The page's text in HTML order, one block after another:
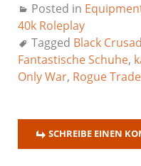
Posted in
40k Roleplay
Tagged Black
Fantastische Schuhe,
Only War, Rogue
SCHREIBE EINEN